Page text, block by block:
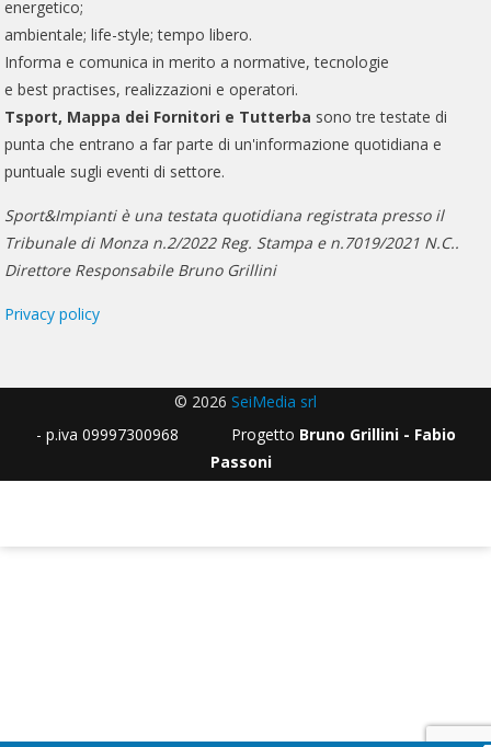
energetico;
ambientale; life-style; tempo libero.
Informa e comunica in merito a normative, tecnologie
e best practises, realizzazioni e operatori.
Tsport, Mappa dei Fornitori e Tutterba sono tre testate di
punta che entrano a far parte di un'informazione quotidiana e
puntuale sugli eventi di settore.
Sport&Impianti è una testata quotidiana registrata presso il
Tribunale di Monza n.2/2022 Reg. Stampa e n.7019/2021 N.C..
Direttore Responsabile Bruno Grillini
Privacy policy
© 2026 SeiMedia srl
- p.iva 09997300968 Progetto Bruno Grillini - Fabio
Passoni